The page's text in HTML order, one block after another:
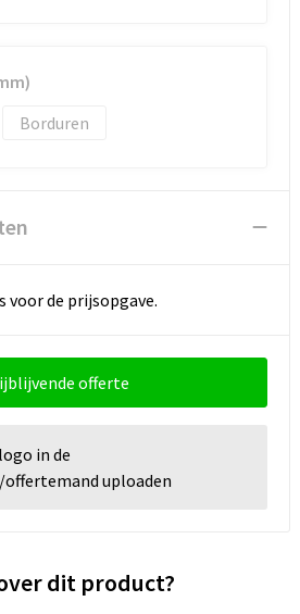
Borduren
voor de prijsopgave.
offerte
in de
uploaden
dit product?